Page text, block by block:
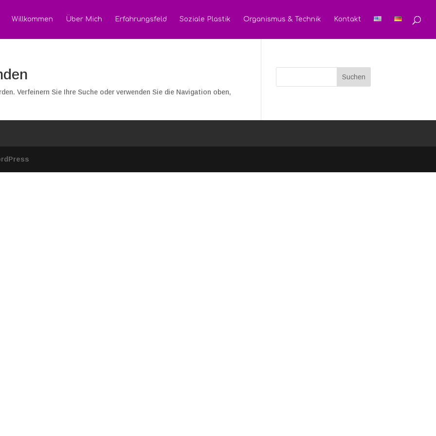
Willkommen Über Mich Erfahrungsfeld Soziale Plastik Organismus & Technik Kontakt
Verfeinern Sie Ihre Suche oder verwenden Sie die Navigation oben,